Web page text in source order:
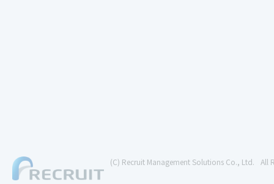
(C) Recruit Management Solutions Co., Ltd. All